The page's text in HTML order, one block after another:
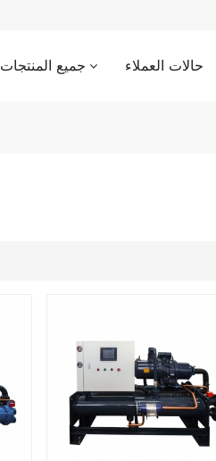
جميع المنتجات حالات العملاء